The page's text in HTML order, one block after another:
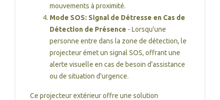
mouvements à proximité.
Mode SOS: Signal de Détresse en Cas de
Détection de Présence - Lorsqu'une
personne entre dans la zone de détection, le
projecteur émet un signal SOS, offrant une
alerte visuelle en cas de besoin d'assistance
ou de situation d'urgence.
Ce projecteur extérieur offre une solution